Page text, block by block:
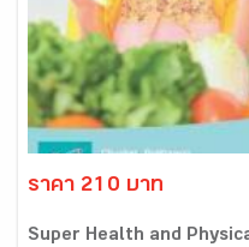
ราคา 210 บาท
Super Health and